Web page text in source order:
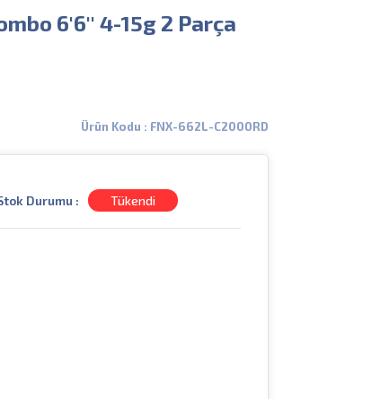
6'6'' 4-15g 2 Parça
Ürün Kodu : FNX-662L-C2000RD
Durumu : Tükendi